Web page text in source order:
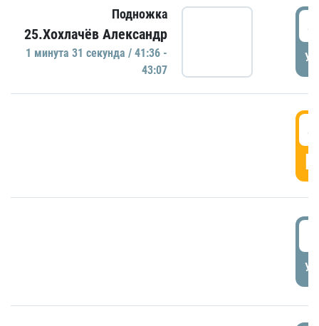
Подножка
25.Хохлачёв Александр
1 минутa 31 секундa / 41:36 -
43:07